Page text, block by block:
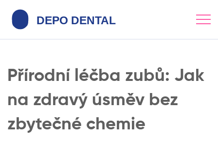
Přírodní léčba zubů: Jak
na zdravý úsměv bez
zbytečné chemie